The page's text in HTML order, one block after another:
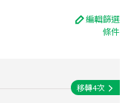
編輯篩選
條件
移轉4次